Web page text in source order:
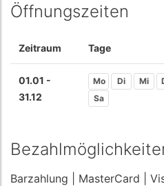
Öffnungszeiten
Zeitraum Tage
01.01 -
31.12
Mo Di Mi
Sa
Barzahlung | MasterCard |